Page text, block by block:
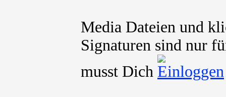
Media Dateien und
Signaturen sind nur
musst Dich